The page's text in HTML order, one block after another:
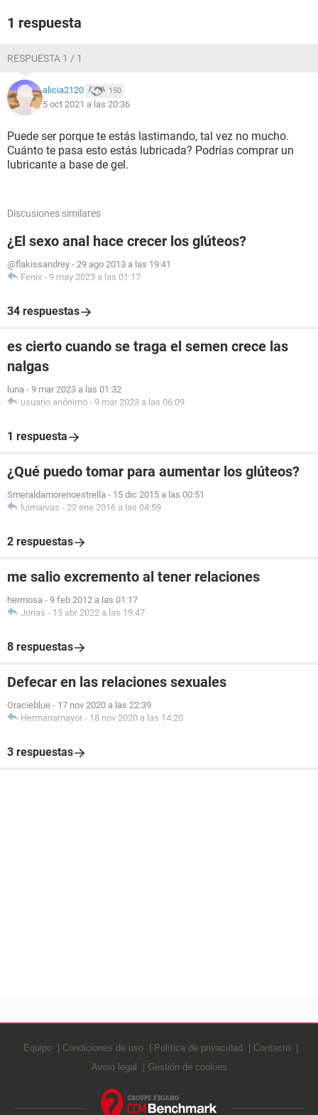
1 respuesta
RESPUESTA 1 / 1
alicia2120 150
5 oct 2021 a las 20:36
Puede ser porque te estás lastimando, tal vez no mucho.
Cuánto te pasa esto estás lubricada? Podrías comprar un
lubricante a base de gel.
Discusiones similares
¿El sexo anal hace crecer los glúteos?
@flakissandrey - 29 ago 2013 a las 19:41
Fenix - 9 may 2023 a las 01:17
34 respuestas
es cierto cuando se traga el semen crece las
nalgas
luna - 9 mar 2023 a las 01:32
usuario anónimo - 9 mar 2023 a las 06:09
1 respuesta
¿Qué puedo tomar para aumentar los glúteos?
Smeraldamorenoestrella - 15 dic 2015 a las 00:51
luimarvas - 22 ene 2016 a las 04:59
2 respuestas
me salio excremento al tener relaciones
hermosa - 9 feb 2012 a las 01:17
Jonas - 13 abr 2022 a las 19:47
8 respuestas
Defecar en las relaciones sexuales
Gracieblue - 17 nov 2020 a las 22:39
Hermanamayor - 18 nov 2020 a las 14:20
3 respuestas
Equipo Condiciones de uso Política de privacidad
Contacto
Aviso legal
Gestión de cookies